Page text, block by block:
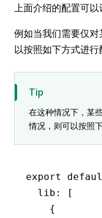
上面介绍的配置可以
例如当我们需要仅
以按照如下方式进行
Tip
在这种情况下，某
情况，则可以按照
export
  lib
:
[
    {